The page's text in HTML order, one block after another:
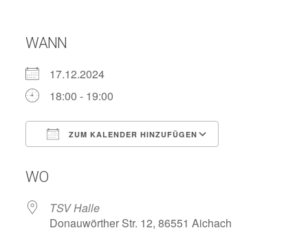
WANN
17.12.2024
18:00 - 19:00
ZUM KALENDER HINZUFÜGEN
WO
TSV Halle
Donauwörther Str. 12, 86551 Aichach